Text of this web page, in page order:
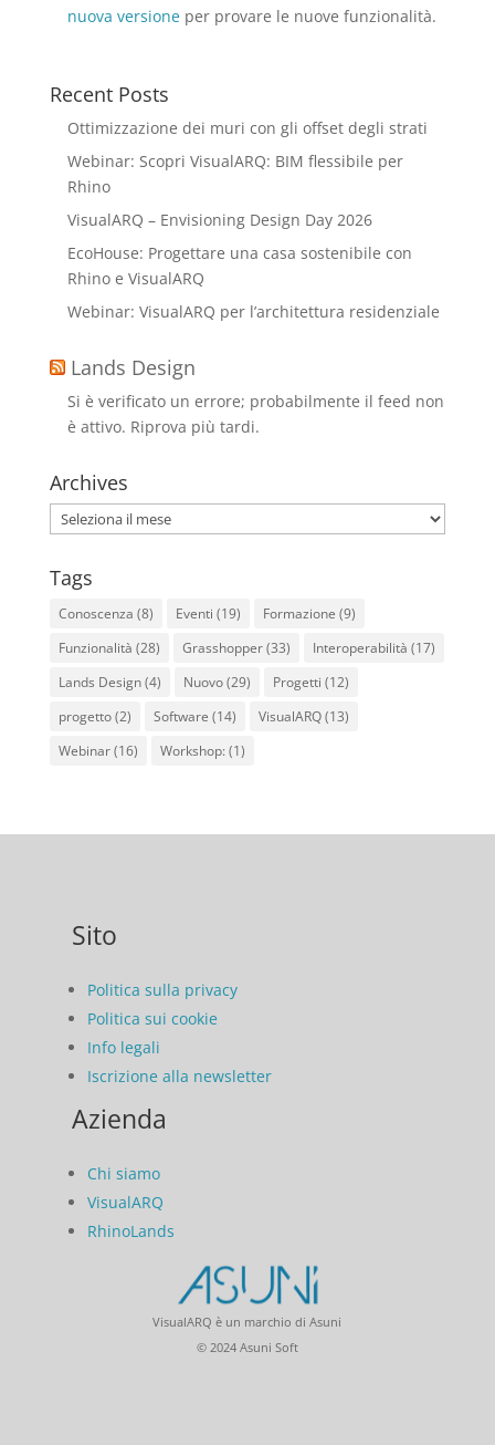
nuova versioneper provare le nuove funzionalità.
Recent Posts
Ottimizzazione dei muri con gli offset degli strati
Webinar: Scopri VisualARQ: BIM flessibile per
Rhino
VisualARQ – Envisioning Design Day 2026
EcoHouse: Progettare una casa sostenibile con
Rhino e VisualARQ
Webinar: VisualARQ per l’architettura residenziale
Lands Design
Si è verificato un errore; probabilmente il feed non
è attivo. Riprova più tardi.
Archives
Archives
Tags
Conoscenza (8) Eventi (19) Formazione (9)
Funzionalità (28) Grasshopper(33) Interoperabilità (17)
Lands Design(4) Nuovo(29) Progetti (12)
progetto(2) Software (14) VisualARQ(13)
Webinar(16) Workshop: (1)
Sito
Politica sulla privacy
Politica sui cookie
Info legali
Iscrizione alla newsletter
Azienda
Chi siamo
VisualARQ
RhinoLands
VisualARQ è un marchio di Asuni
© 2024 Asuni Soft